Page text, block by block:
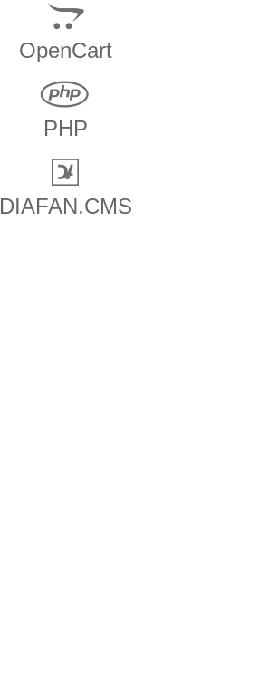
OpenCart
PHP
DIAFAN.CMS